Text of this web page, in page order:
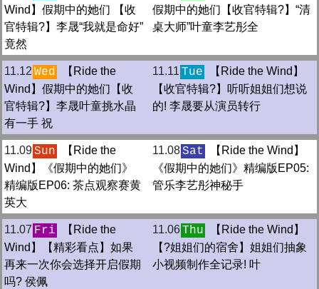
Wind】假期中的她们 【收
官特辑?】李晟“我就是命好”
竟然
假期中的她们【收官特辑?】“清
桌大师”叶童李艺彤全
11.12 Wed
【Ride the
Wind】假期中的她们【收
官特辑?】李晟叶童挑水晶
有一手 祝
11.11 Tue
【Ride the Wind】
【收官特辑?】听听姐姐们想说
的! 李晟要从演员转行
11.09Sun
【Ride the
Wind】《假期中的她们》
精编版EP06: 茶点观察赛黄
英大
11.08Sat
【Ride the Wind】
《假期中的她们》精编版EP05:
管乐李艺彤神秘手
11.07 Fri
【Ride the
Wind】【精彩看点】如果
再来一次你会选择开启假期
吗? 侯佩
11.06Thu
【Ride the Wind】
【?姐姐们的宿舍】姐姐们抽象
小视频制作全记录! 叶